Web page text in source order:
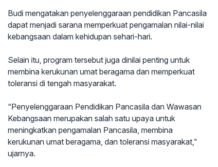
Budi mengatakan penyelenggaraan pendidikan Pancasila
dapat menjadi sarana memperkuat pengamalan nilai-nilai
kebangsaan dalam kehidupan sehari-hari.
Selain itu, program tersebut juga dinilai penting untuk
membina kerukunan umat beragama dan memperkuat
toleransi di tengah masyarakat.
“Penyelenggaraan Pendidikan Pancasila dan Wawasan
Kebangsaan merupakan salah satu upaya untuk
meningkatkan pengamalan Pancasila, membina
kerukunan umat beragama, dan toleransi masyarakat,”
ujarnya.